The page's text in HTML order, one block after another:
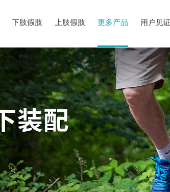
下肢假肢 上肢假肢 更多产品 用户见证